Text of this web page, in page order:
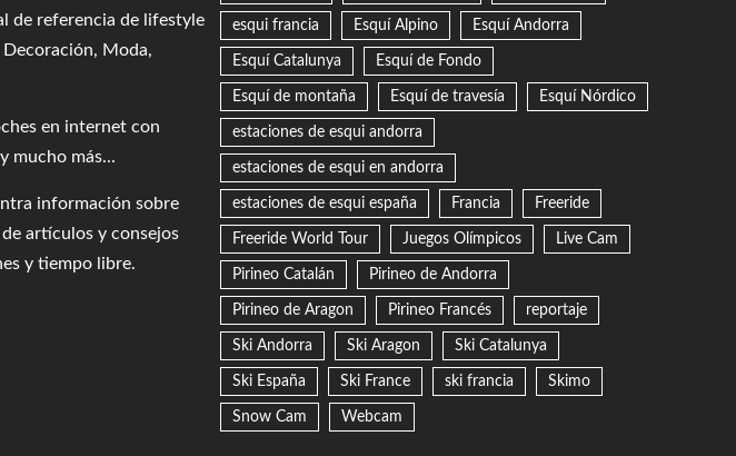
de referencia de lifestyle
Moda,
en internet con
mucho más...
información sobre
artículos y consejos
y tiempo libre.
esqui francia Esquí Alpino Esquí Andorra
Esquí Catalunya Esquí de Fondo
Esquí de montaña Esquí de travesía Esquí Nórdico
estaciones de esqui andorra
estaciones de esqui en andorra
estaciones de esqui españa Francia Freeride
Freeride World Tour Juegos Olímpicos Live Cam
Pirineo Catalán Pirineo de Andorra
Pirineo de Aragon Pirineo Francés reportaje
Ski Andorra Ski Aragon Ski Catalunya
Ski España Ski France ski francia Skimo
Snow Cam Webcam